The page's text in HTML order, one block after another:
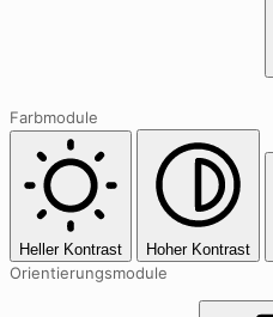
Farbmodule
Heller Kontrast Hoher Kontrast
Orientierungsmodule